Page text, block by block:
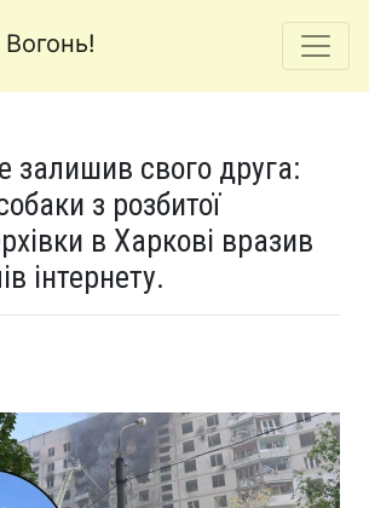
залишив свого друга:
з розбитої
в Харкові вразив
інтернету.